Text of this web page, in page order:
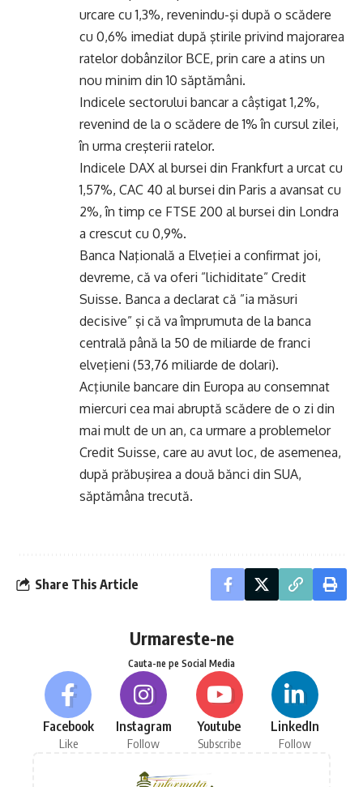
urcare cu 1,3%, revenindu-şi după o scădere
cu 0,6% imediat după ştirile privind majorarea
ratelor dobânzilor BCE, prin care a atins un
nou minim din 10 săptămâni.
Indicele sectorului bancar a câştigat 1,2%,
revenind de la o scădere de 1% în cursul zilei,
în urma creşterii ratelor.
Indicele DAX al bursei din Frankfurt a urcat cu
1,57%, CAC 40 al bursei din Paris a avansat cu
2%, în timp ce FTSE 200 al bursei din Londra
a crescut cu 0,9%.
Banca Naţională a Elveţiei a confirmat joi,
devreme, că va oferi ”lichiditate” Credit
Suisse. Banca a declarat că ”ia măsuri
decisive” şi că va împrumuta de la banca
centrală până la 50 de miliarde de franci
elveţieni (53,76 miliarde de dolari).
Acţiunile bancare din Europa au consemnat
miercuri cea mai abruptă scădere de o zi din
mai mult de un an, ca urmare a problemelor
Credit Suisse, care au avut loc, de asemenea,
după prăbuşirea a două bănci din SUA,
săptămâna trecută.
Share This Article
Urmareste-ne
Cauta-ne pe Social Media
Facebook
Like
Instagram
Follow
Youtube
Subscribe
LinkedIn
Follow